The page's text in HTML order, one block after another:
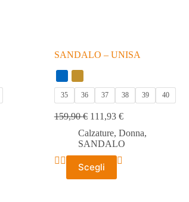
SANDALO – UNISA
35 36 37 38 39 40
159,90€ 111,93 €
Calzature, Donna,
SANDALO
Scegli
Questo
prodotto